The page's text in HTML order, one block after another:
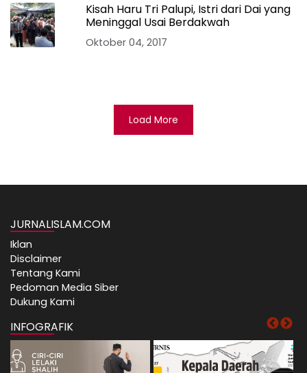
Kisah Haru Tri Palupi, Istri dari Dai yang
Meninggal Usai Berdakwah
Oktober 04, 2017
Load More
JURNALISLAM.COM
Iklan
Disclaimer
Tentang Kami
Pedoman Media Siber
Dukung Kami
INFOGRAFIK